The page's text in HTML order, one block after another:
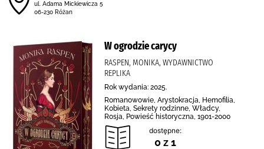
ul. Adama Mickiewicza 5
06-230 Różan
W ogrodzie carycy
RASPEN, MONIKA, WYDAWNICTWO
REPLIKA
Rok wydania: 2025.
Romanowowie, Arystokracja, Hemofilia,
Kobieta, Sekrety rodzinne, Władcy,
Rosja, Powieść historyczna, 1901-2000
dostępne:
0 z 1